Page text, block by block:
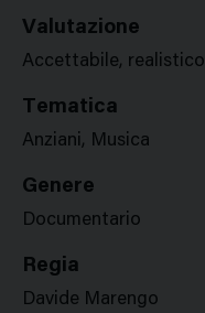
Valutazione
Accettabile, realistico
Tematica
Anziani, Musica
Genere
Documentario
Regia
Davide Marengo